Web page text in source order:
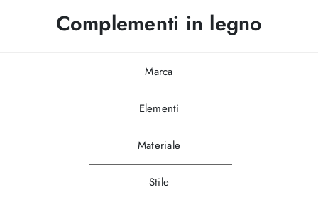
Complementi in legno
Marca
Elementi
Materiale
Stile